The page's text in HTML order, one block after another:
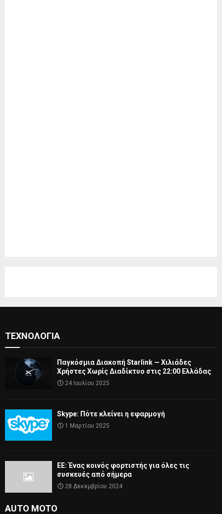
ΤΕΧΝΟΛΟΓΊΑ
Παγκόσμια Διακοπή Starlink — Χιλιάδες
Χρήστες Χωρίς Διαδίκτυο στις 22:00 Ελλάδας
24 Ιουλίου 2025
Skype: Πότε κλείνει η εφαρμογή
1 Μαρτίου 2025
ΕΕ: Ένας κοινός φορτιστής για όλες τις
συσκευές από σήμερα
28 Δεκεμβρίου 2024
AUTO MOTO